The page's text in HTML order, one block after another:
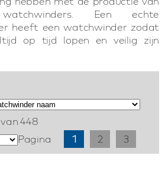
Een echte
heeft een watchwinder zodat
op tijd lopen en veilig zijn
448
Pagina 1 2 3